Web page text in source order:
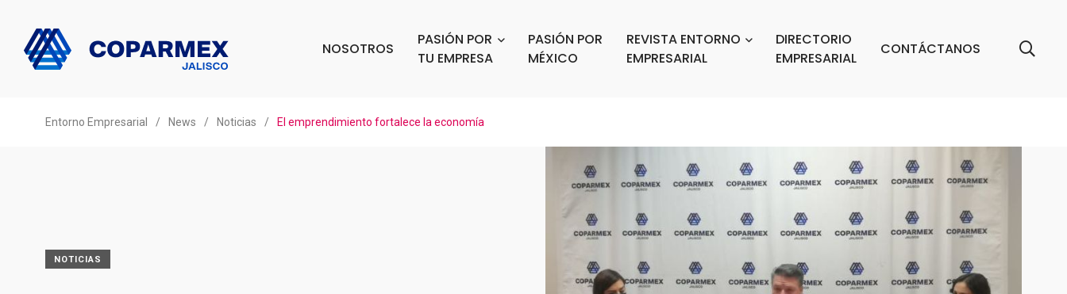
NOSOTROS
PASIÓN POR
TU EMPRESA
PASIÓN POR
MÉXICO
REVISTA ENTORNO
EMPRESARIAL
DIRECTORIO
EMPRESARIAL
CONTÁCTANOS
Entorno Empresarial / News / Noticias / El emprendimiento fortalece la economía
NOTICIAS